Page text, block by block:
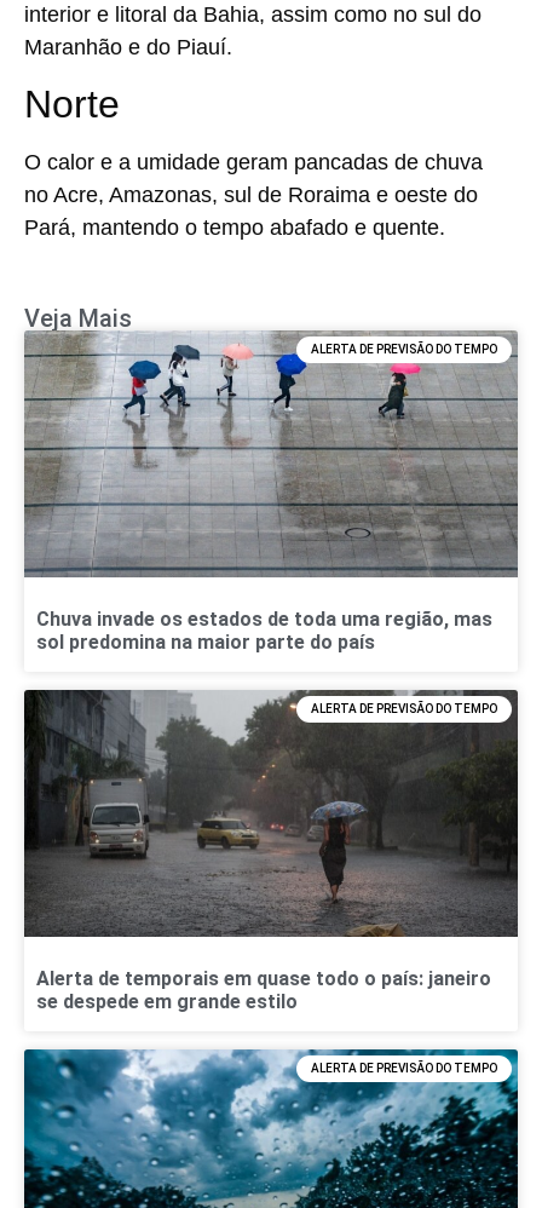
interior e litoral da Bahia, assim como no sul do
Maranhão e do Piauí.
Norte
O calor e a umidade geram pancadas de chuva
no Acre, Amazonas, sul de Roraima e oeste do
Pará, mantendo o tempo abafado e quente.
Veja Mais
ALERTA DE PREVISÃO DO TEMPO
Chuva invade os estados de toda uma região, mas
sol predomina na maior parte do país
ALERTA DE PREVISÃO DO TEMPO
Alerta de temporais em quase todo o país: janeiro
se despede em grande estilo
ALERTA DE PREVISÃO DO TEMPO